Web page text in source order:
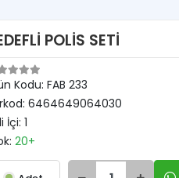
POLİS SETİ
Kodu: FAB 233
6464649064030
İçi: 1
20+